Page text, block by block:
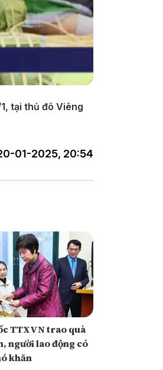
tại thủ đô Viêng
01-2025, 20:54
TTXVN trao quà
người lao động có
khăn